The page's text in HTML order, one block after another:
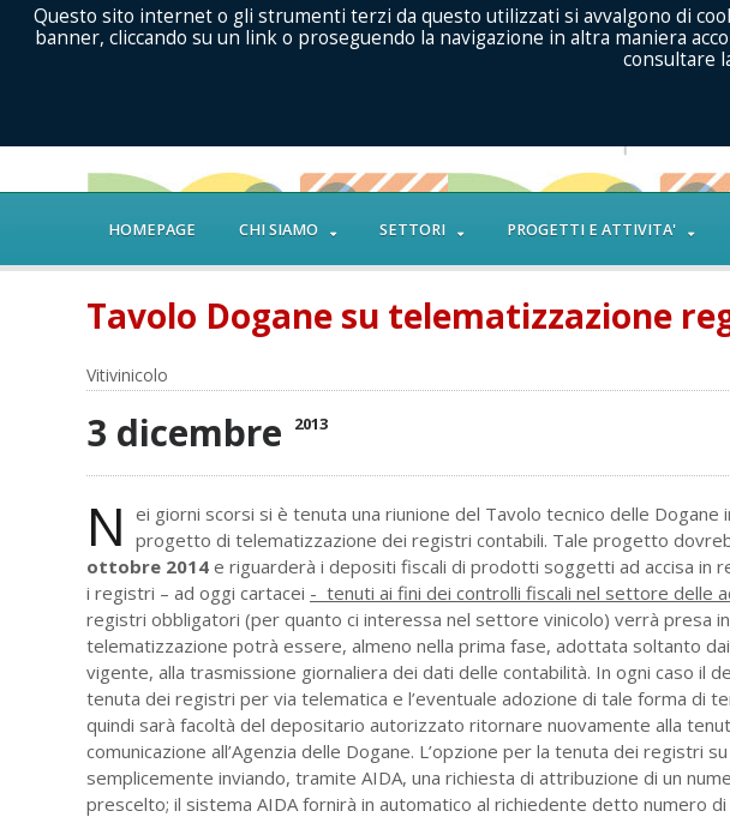
HOMEPAGE CHI SIAMO SETTORI PROGETTI E ATTIVITA'
Tavolo Dogane su telematizzazione
Vitivinicolo
3 dicembre 2013
N ei giorni scorsi si è tenuta una riunione del Tavolo tecnico delle
progetto di telematizzazione dei registri contabili. Tale progetto
ottobre 2014 e riguarderà i depositi fiscali di prodotti soggetti ad accisa in
i registri – ad oggi cartacei - tenuti ai fini dei controlli fiscali nel settore delle
registri obbligatori (per quanto ci interessa nel settore vinicolo) verrà presa
telematizzazione potrà essere, almeno nella prima fase, adottata soltanto
vigente, alla trasmissione giornaliera dei dati delle contabilità. In ogni caso il
tenuta dei registri per via telematica e l’eventuale adozione di tale forma di
quindi sarà facoltà del depositario autorizzato ritornare nuovamente alla
comunicazione all’Agenzia delle Dogane. L’opzione per la tenuta dei registri
semplicemente inviando, tramite AIDA, una richiesta di attribuzione di un
prescelto; il sistema AIDA fornirà in automatico al richiedente detto numero
Questo sito internet o gli strumenti terzi da questo utilizzati si avvalgono di
banner, cliccando su un link o proseguendo la navigazione in altra maniera
consultare